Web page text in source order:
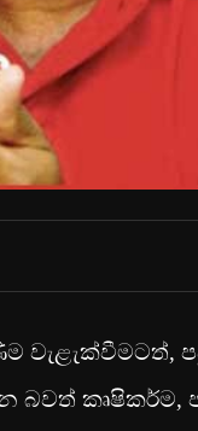
වැළැක්වීමටත්,
බවත් කෘෂිකර්ම,